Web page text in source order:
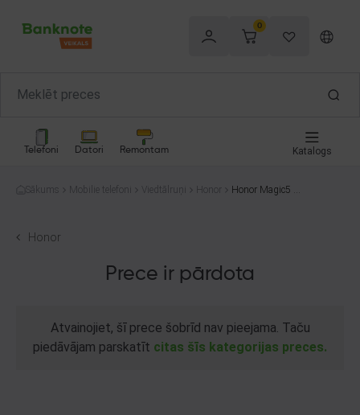
0
Telefoni Datori Remontam Katalogs
Sākums Mobilie telefoni Viedtālruņi Honor
Honor Magic5 Lit
Honor
Prece ir pārdota
Atvainojiet, šī prece šobrīd nav pieejama. Taču
piedāvājam parskatīt citas šīs kategorijas preces.